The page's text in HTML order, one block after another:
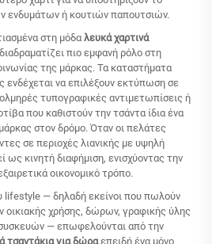
ενδυμάτων ή κουτιών παπουτσιών.
στη μόδαλευκά χαρτινά
πιο εμφανή ρόλο στη
της μάρκας. Τα καταστήματα
ενδέχεται να επιλέξουν εκτύπωση σε
τυπογραφικές αντιμετωπίσεις ή
που καθιστούν την τσάντα ίδια ένα
στον δρόμο. Όταν οι πελάτες
σε περιοχές λιανικής με υψηλή
ως κινητή διαφήμιση, ενισχύοντας την
οικονομικό τρόπο.
lifestyle — δηλαδή εκείνοι που πωλούν
οικιακής χρήσης, δώρων, γραφικής ύλης
— επωφελούνται από την
τσαντάκια για δώραεπειδή ένα μόνο